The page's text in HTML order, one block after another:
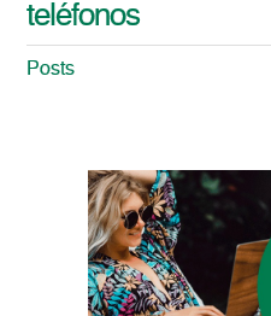
teléfonos
Posts